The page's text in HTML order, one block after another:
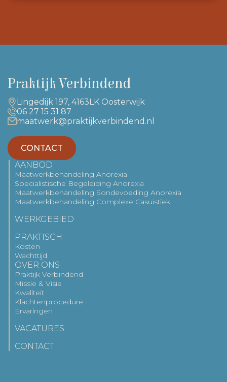
Praktijk Verbindend
Lingedijk 197, 4163LK Oosterwijk
06 27 15 31 87
maatwerk@praktijkverbindend.nl
CONTACT
AANBOD
Maatwerkbehandeling Anorexia
Specialistische Begeleiding Anorexia
Maatwerkbehandeling Sondevoeding Anorexia
Maatwerkbehandeling Complexe Casuïstiek
WERKGEBIED
PRAKTISCH
Kosten
Wachttijd
OVER ONS
Praktijk Verbindend
Missie & Visie
Kwaliteit
Klachtenprocedure
Ervaringen
VACATURES
CONTACT